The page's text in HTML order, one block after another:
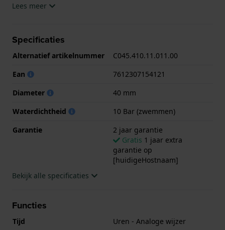
horloge geleverd met 2 jaar garantie.
Lees meer
Specificaties
Alternatief artikelnummer
C045.410.11.011.00
Ean
7612307154121
Diameter
40 mm
Waterdichtheid
10 Bar (zwemmen)
Garantie
2 jaar garantie
Gratis 1 jaar extra
garantie op
[huidigeHostnaam]
Bekijk alle specificaties
Functies
Tijd
Uren - Analoge wijzer